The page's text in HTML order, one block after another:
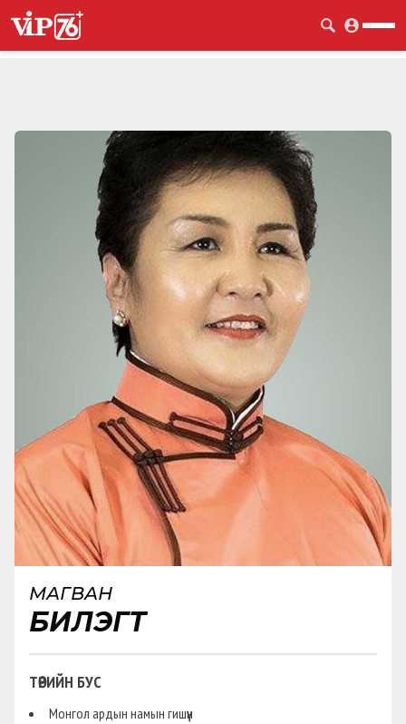
МАГВАН
БИЛЭГТ
ТӨРИЙН БУС
Монгол ардын намын гишүүн